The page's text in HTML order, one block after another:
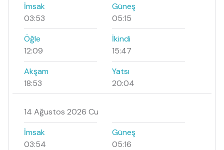
İmsak
03:53
Güneş
05:15
Öğle
12:09
İkindi
15:47
Akşam
18:53
Yatsı
20:04
14 Ağustos 2026 Cu
İmsak
03:54
Güneş
05:16